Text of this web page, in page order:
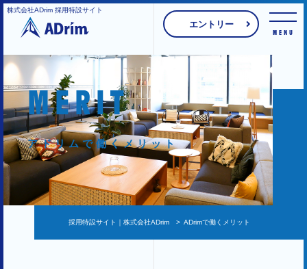
株式会社ADrim 採用特設サイト
エントリー
MENU
MERIT
アドリムで働くメリット
採用特設サイト｜株式会社ADrim > ADrimで働くメリット